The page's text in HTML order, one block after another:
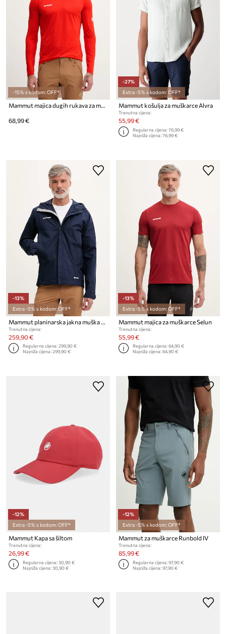
-15% s kodom: OFF*
Mammut majica dugih rukava za muškarce Ducan
68,99 €
-27%
Extra -5% s kodom: OFF*
Mammut košulja za muškarce Alvra
Trenutna cijena:
55,99 €
Regularna cijena:76,99 €
Najniža cijena:76,99 €
-13%
Extra -5% s kodom: OFF*
Trenutna cijena:
259,90 €
Regularna cijena:299,90 €
Najniža cijena:299,90 €
-13%
Extra -5% s kodom: OFF*
Mammut majica za muškarce Selun
Trenutna cijena:
55,99 €
Regularna cijena:64,90 €
Najniža cijena:64,90 €
-12%
Extra -5% s kodom: OFF*
Mammut Kapa sa šiltom
Trenutna cijena:
26,99 €
Regularna cijena:30,90 €
Najniža cijena:30,90 €
-12%
Extra -5% s kodom: OFF*
Mammut za muškarce Runbold IV
Trenutna cijena:
85,99 €
Regularna cijena:97,90 €
Najniža cijena:97,90 €